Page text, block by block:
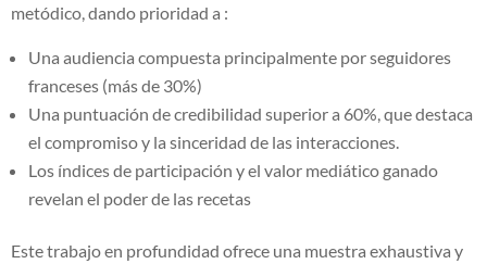
metódico, dando prioridad a :
Una audiencia compuesta principalmente por seguidores
franceses (más de 30%)
Una puntuación de credibilidad superior a 60%, que destaca
el compromiso y la sinceridad de las interacciones.
Los índices de participación y el valor mediático ganado
revelan el poder de las recetas
Este trabajo en profundidad ofrece una muestra exhaustiva y